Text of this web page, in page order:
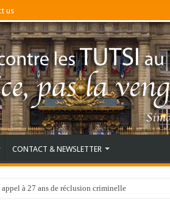
us
CONTACT & NEWSLETTER
à 27 ans de réclusion criminelle